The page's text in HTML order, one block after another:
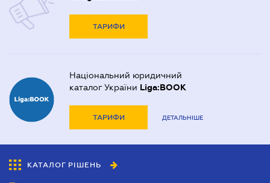
ТАРИФИ
Національний юридичний
каталог України Liga:BOOK
ТАРИФИ ДЕТАЛЬНІШЕ
КАТАЛОГ РІШЕНЬ